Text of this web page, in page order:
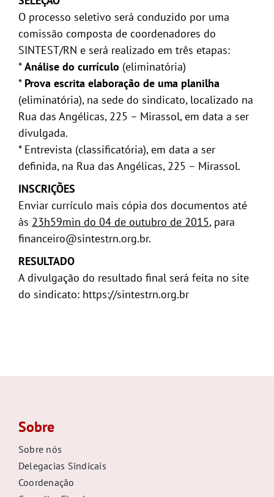
O processo seletivo será conduzido por uma
comissão composta de coordenadores do
SINTEST/RN e será realizado em três etapas:
*Análise do currículo (eliminatória)
* Prova escrita elaboração de uma planilha
(eliminatória), na sede do sindicato, localizado na
Rua das Angélicas, 225 – Mirassol, em data a ser
divulgada.
* Entrevista (classificatória), em data a ser
definida, na Rua das Angélicas, 225 – Mirassol.
INSCRIÇÕES
Enviar currículo mais cópia dos documentos até
às 23h59min do 04 de outubro de 2015, para
financeiro@sintestrn.org.br.
RESULTADO
A divulgação do resultado final será feita no site
do sindicato: https://sintestrn.org.br
Sobre
Sobre nós
Delegacias Sindicais
Coordenação